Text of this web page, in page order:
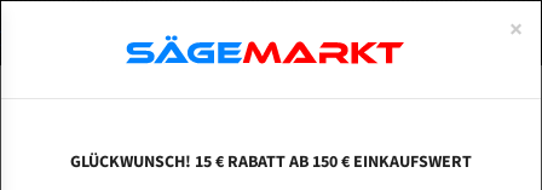
ABOUTS
ENGLISH
×
GLÜCKWUNSCH! 15 € RABATT AB 150 € EINKAUFSWERT